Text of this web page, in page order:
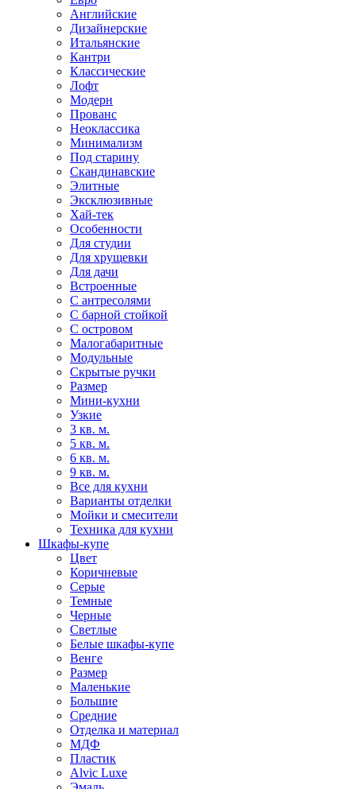
Английские
Дизайнерские
Итальянские
Кантри
Классические
Лофт
Модерн
Прованс
Неоклассика
Минимализм
Под старину
Скандинавские
Элитные
Эксклюзивные
Хай-тек
Особенности
Для студии
Для хрущевки
Для дачи
Встроенные
С антресолями
С барной стойкой
С островом
Малогабаритные
Модульные
Скрытые ручки
Размер
Мини-кухни
Узкие
3 кв. м.
5 кв. м.
6 кв. м.
9 кв. м.
Все для кухни
Варианты отделки
Мойки и смесители
Техника для кухни
Шкафы-купе
Цвет
Коричневые
Серые
Темные
Черные
Светлые
Белые шкафы-купе
Венге
Размер
Маленькие
Большие
Средние
Отделка и материал
МДФ
Пластик
Alvic Luxe